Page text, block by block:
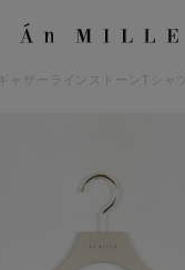
ギャザーラインストーンTシャツ